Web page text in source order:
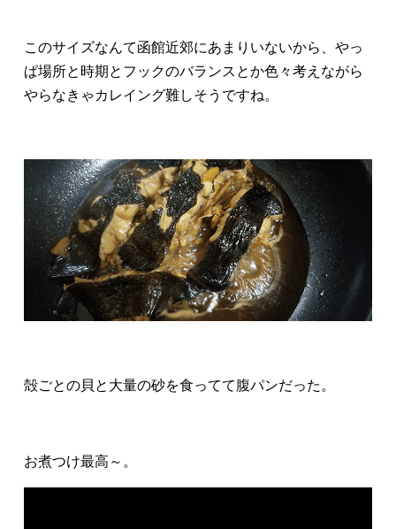
このサイズなんて函館近郊にあまりいないから、やっ
ぱ場所と時期とフックのバランスとか色々考えながら
やらなきゃカレイング難しそうですね。
殻ごとの貝と大量の砂を食ってて腹パンだった。
お煮つけ最高～。